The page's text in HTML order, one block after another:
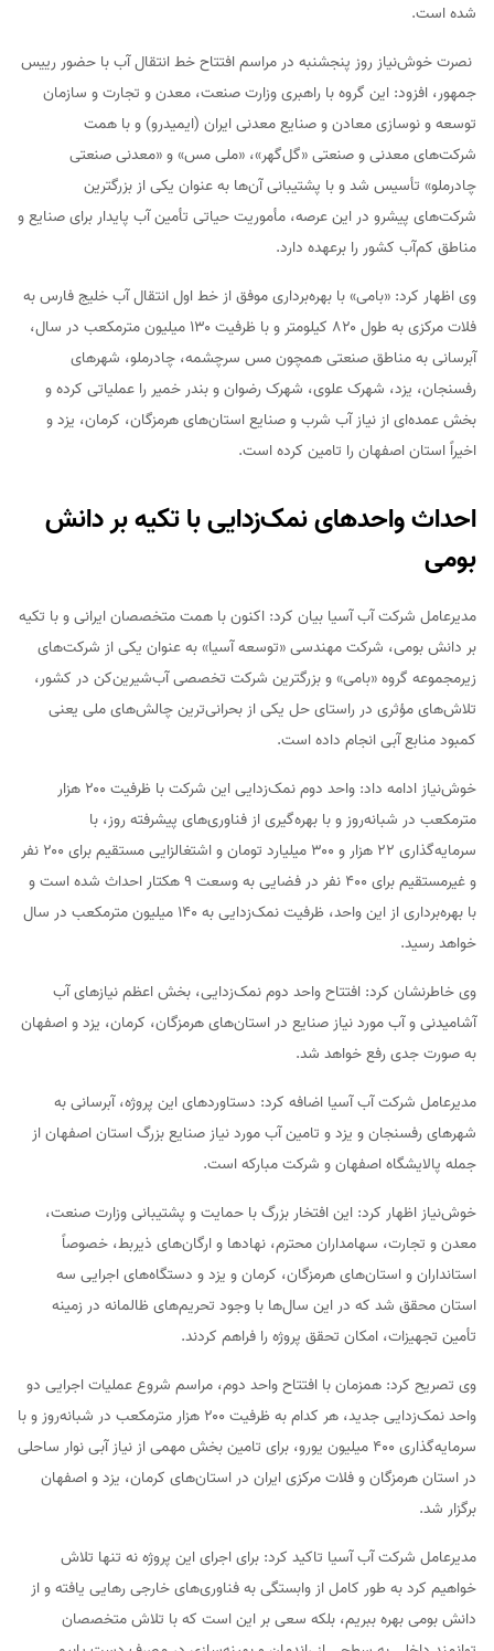
شده است.
نصرت خوش‌نیاز روز پنجشنبه در مراسم افتتاح خط انتقال آب با حضور رییس
جمهور، افزود: این گروه با راهبری وزارت صنعت، معدن و تجارت و سازمان
توسعه و نوسازی معادن و صنایع معدنی ایران (ایمیدرو) و با همت
شرکت‌های معدنی و صنعتی «گل‌گهر»، «ملی مس» و «معدنی صنعتی
چادرملو» تأسیس شد و با پشتیبانی آن‌ها به عنوان یکی از بزرگترین
شرکت‌های پیشرو در این عرصه، مأموریت حیاتی تأمین آب پایدار برای صنایع و
مناطق کم‌آب کشور را برعهده دارد.
وی اظهار کرد: «بامی» با بهره‌برداری موفق از خط اول انتقال آب خلیج فارس به
فلات مرکزی به طول ۸۲۰ کیلومتر و با ظرفیت ۱۳۰ میلیون مترمکعب در سال،
آبرسانی به مناطق صنعتی همچون مس سرچشمه، چادرملو، شهرهای
رفسنجان، یزد، شهرک علوی، شهرک رضوان و بندر خمیر را عملیاتی کرده و
بخش عمده‌ای از نیاز آب شرب و صنایع استان‌های هرمزگان، کرمان، یزد و
اخیراً استان اصفهان را تامین کرده است.
احداث واحدهای نمک‌زدایی با تکیه بر دانش
بومی
مدیرعامل شرکت آب آسیا بیان کرد: اکنون با همت متخصصان ایرانی و با تکیه
بر دانش بومی، شرکت مهندسی «توسعه آسیا» به عنوان یکی از شرکت‌های
زیرمجموعه گروه «بامی» و بزرگترین شرکت تخصصی آب‌شیرین‌کن در کشور،
تلاش‌های مؤثری در راستای حل یکی از بحرانی‌ترین چالش‌های ملی یعنی
کمبود منابع آبی انجام داده است.
خوش‌نیاز ادامه داد: واحد دوم نمک‌زدایی این شرکت با ظرفیت ۲۰۰ هزار
مترمکعب در شبانه‌روز و با بهره‌گیری از فناوری‌های پیشرفته روز، با
سرمایه‌گذاری ۲۲ هزار و ۳۰۰ میلیارد تومان و اشتغالزایی مستقیم برای ۲۰۰ نفر
و غیرمستقیم برای ۴۰۰ نفر در فضایی به وسعت ۹ هکتار احداث شده است و
با بهره‌برداری از این واحد، ظرفیت نمک‌زدایی به ۱۴۰ میلیون مترمکعب در سال
خواهد رسید.
وی خاطرنشان کرد: افتتاح واحد دوم نمک‌زدایی، بخش اعظم نیازهای آب
آشامیدنی و آب مورد نیاز صنایع در استان‌های هرمزگان، کرمان، یزد و اصفهان
به صورت جدی رفع خواهد شد.
مدیرعامل شرکت آب آسیا اضافه کرد: دستاوردهای این پروژه، آبرسانی به
شهرهای رفسنجان و یزد و تامین آب مورد نیاز صنایع بزرگ استان اصفهان از
جمله پالایشگاه اصفهان و شرکت مبارکه است.
خوش‌نیاز اظهار کرد: این افتخار بزرگ با حمایت و پشتیبانی وزارت صنعت،
معدن و تجارت، سهامداران محترم، نهادها و ارگان‌های ذیربط، خصوصاً
استانداران و استان‌های هرمزگان، کرمان و یزد و دستگاه‌های اجرایی سه
استان محقق شد که در این سال‌ها با وجود تحریم‌های ظالمانه در زمینه
تأمین تجهیزات، امکان تحقق پروژه را فراهم کردند.
وی تصریح کرد: همزمان با افتتاح واحد دوم، مراسم شروع عملیات اجرایی دو
واحد نمک‌زدایی جدید، هر کدام به ظرفیت ۲۰۰ هزار مترمکعب در شبانه‌روز و با
سرمایه‌گذاری ۴۰۰ میلیون یورو، برای تامین بخش مهمی از نیاز آبی نوار ساحلی
در استان هرمزگان و فلات مرکزی ایران در استان‌های کرمان، یزد و اصفهان
برگزار شد.
مدیرعامل شرکت آب آسیا تاکید کرد: برای اجرای این پروژه نه تنها تلاش
خواهیم کرد به طور کامل از وابستگی به فناوری‌های خارجی رهایی یافته و از
دانش بومی بهره ببریم، بلکه سعی بر این است که با تلاش متخصصان